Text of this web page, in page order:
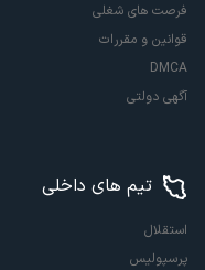
فرصت های شغلی
قوانین و مقررات
DMCA
آگهی دولتی
تیم های داخلی
استقلال
پرسپولیس